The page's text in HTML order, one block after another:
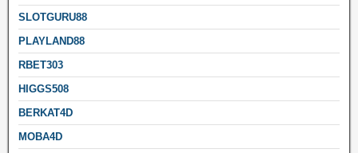
SLOTGURU88
PLAYLAND88
RBET303
HIGGS508
BERKAT4D
MOBA4D